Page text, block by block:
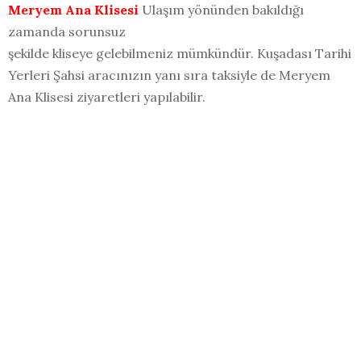
Meryem Ana Klisesi Ulaşım yönünden bakıldığı
zamanda sorunsuz
şekilde kliseye gelebilmeniz mümkündür. Kuşadası Tarihi
Yerleri Şahsi aracınızın yanı sıra taksiyle de Meryem
Ana Klisesi ziyaretleri yapılabilir.